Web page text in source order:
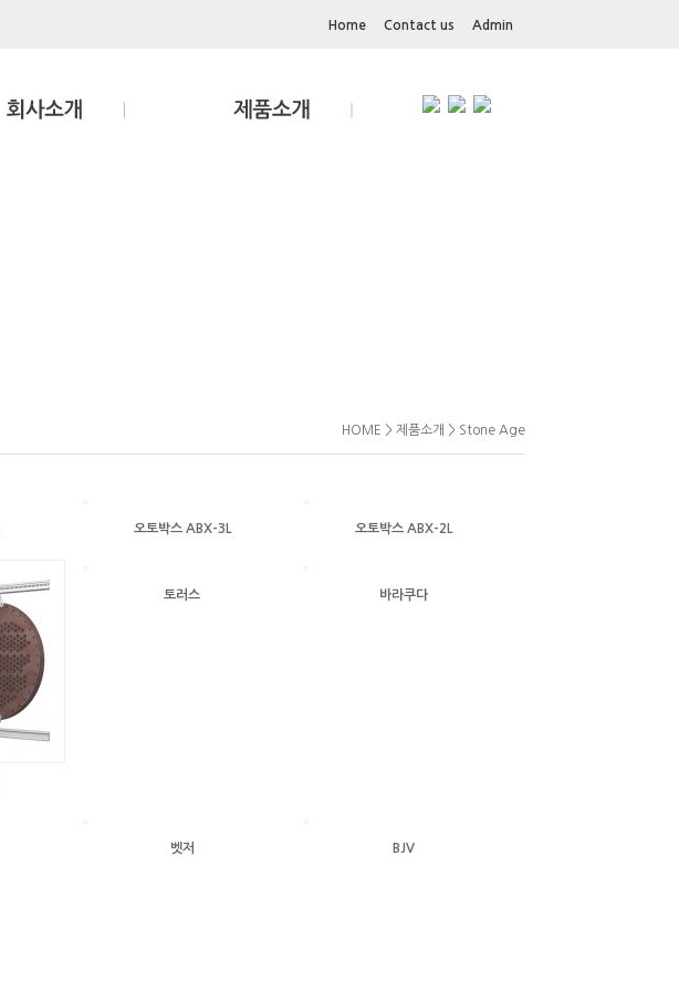
Home Contact us Admin
HOME > 제품소개 > Stone Age
오토박스 ABX-3L 오토박스 ABX-2L
토러스 바라쿠다
벳저 BJV